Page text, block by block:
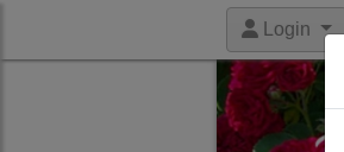
Login